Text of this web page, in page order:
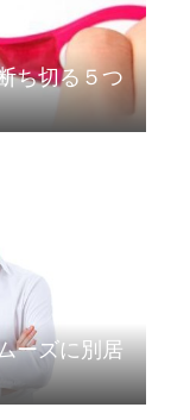
ち切る５つ
ーズに別居